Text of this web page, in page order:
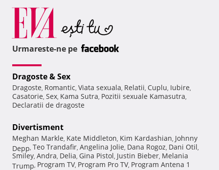
Urmareste-ne pe
Dragoste & Sex
Dragoste, Romantic, Viata sexuala, Relatii, Cuplu, Iubire,
Casatorie, Sex, Kama Sutra, Pozitii sexuale Kamasutra,
Declaratii de dragoste
Divertisment
Meghan Markle, Kate Middleton, Kim Kardashian, Johnny
Depp, Teo Trandafir, Angelina Jolie, Dana Rogoz, Dani Otil,
Smiley, Andra, Delia, Gina Pistol, Justin Bieber, Melania
Trump, Program TV, Program Pro TV, Program Antena 1